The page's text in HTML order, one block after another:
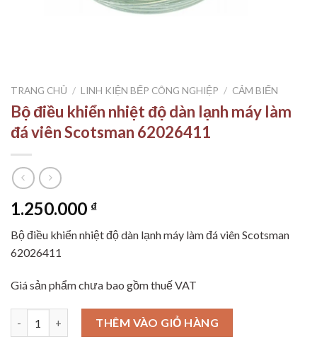
TRANG CHỦ / LINH KIỆN BẾP CÔNG NGHIỆP / CẢM BIẾN
Bộ điều khiển nhiệt độ dàn lạnh máy làm
đá viên Scotsman 62026411
1.250.000 ₫
Bộ điều khiển nhiệt độ dàn lạnh máy làm đá viên Scotsman
62026411
Giá sản phẩm chưa bao gồm thuế VAT
Bộ điều khiển nhiệt độ dàn lạnh máy làm đá viên Scotsman
THÊM VÀO GIỎ HÀNG